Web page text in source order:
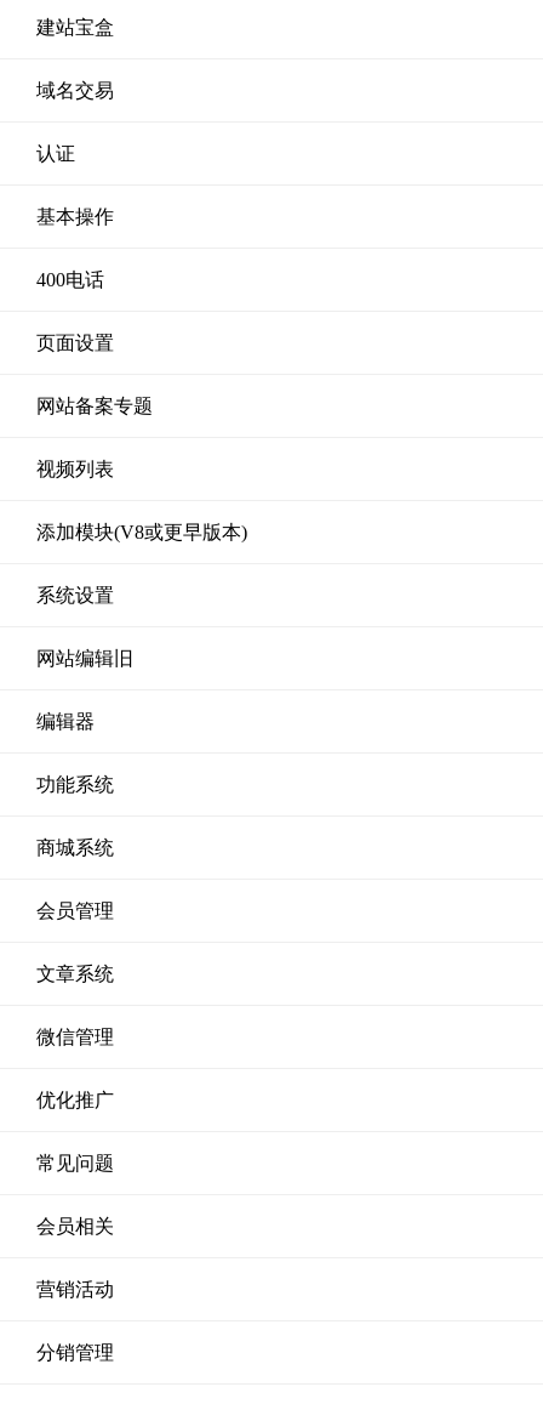
建站宝盒
域名交易
认证
基本操作
400电话
页面设置
网站备案专题
视频列表
添加模块(V8或更早版本)
系统设置
网站编辑旧
编辑器
功能系统
商城系统
会员管理
文章系统
微信管理
优化推广
常见问题
会员相关
营销活动
分销管理